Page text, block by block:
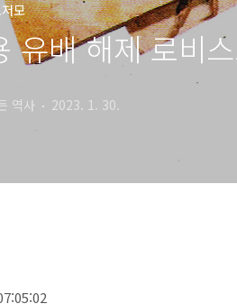
모
유배 해제 로비
역사 2023. 1. 30.